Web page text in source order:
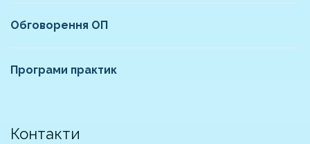
Обговорення ОП
Програми практик
Контакти